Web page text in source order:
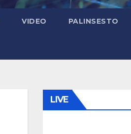
VIDEO PALINSESTO
LIVE